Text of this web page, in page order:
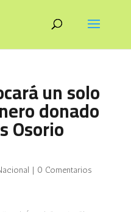
un solo
donado
Osorio
| 0 Comentarios